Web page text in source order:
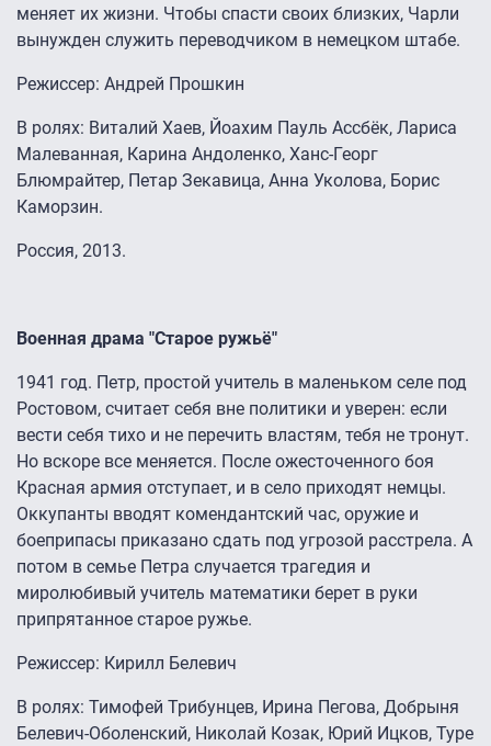
меняет их жизни. Чтобы спасти своих близких, Чарли
вынужден служить переводчиком в немецком штабе.
Режиссер: Андрей Прошкин
В ролях: Виталий Хаев, Йоахим Пауль Ассбёк, Лариса
Малеванная, Карина Андоленко, Ханс-Георг
Блюмрайтер, Петар Зекавица, Анна Уколова, Борис
Каморзин.
Россия, 2013.
Военная драма "Старое ружьё"
1941 год. Петр, простой учитель в маленьком селе под
Ростовом, считает себя вне политики и уверен: если
вести себя тихо и не перечить властям, тебя не тронут.
Но вскоре все меняется. После ожесточенного боя
Красная армия отступает, и в село приходят немцы.
Оккупанты вводят комендантский час, оружие и
боеприпасы приказано сдать под угрозой расстрела. А
потом в семье Петра случается трагедия и
миролюбивый учитель математики берет в руки
припрятанное старое ружье.
Режиссер: Кирилл Белевич
В ролях: Тимофей Трибунцев, Ирина Пегова, Добрыня
Белевич-Оболенский, Николай Козак, Юрий Ицков, Туре